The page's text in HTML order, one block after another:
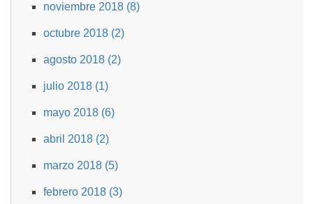
noviembre 2018 (8)
octubre 2018 (2)
agosto 2018 (2)
julio 2018 (1)
mayo 2018 (6)
abril 2018 (2)
marzo 2018 (5)
febrero 2018 (3)